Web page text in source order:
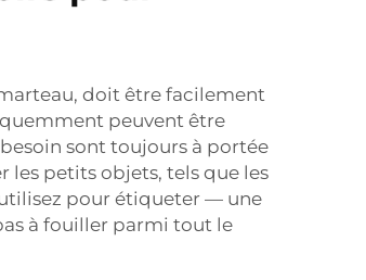
doit être facilement
peuvent être
sont toujours à portée
petits objets, tels que les
pour étiqueter — une
à fouiller parmi tout le